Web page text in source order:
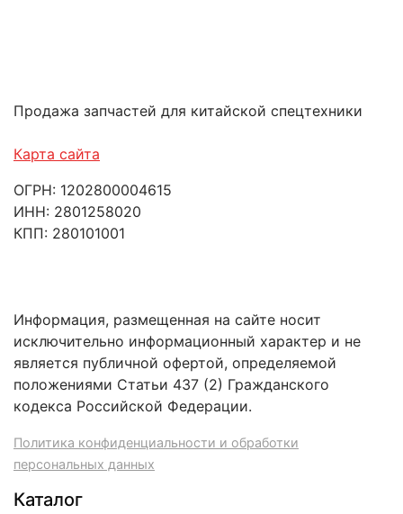
Продажа запчастей для китайской спецтехники
Карта сайта
ОГРН: 1202800004615
ИНН: 2801258020
КПП: 280101001
Информация, размещенная на сайте носит
исключительно информационный характер и не
является публичной офертой, определяемой
положениями Статьи 437 (2) Гражданского
кодекса Российской Федерации.
Политика конфиденциальности и обработки
персональных данных
Каталог